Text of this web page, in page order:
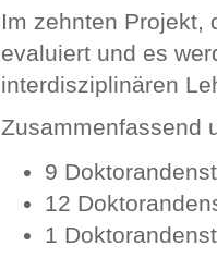
Im zehnten Projekt,
evaluiert und es
interdisziplinären
Zusammenfassend
9
12
1